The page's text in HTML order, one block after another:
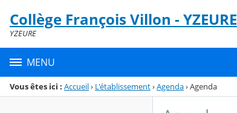
Menu de la rubrique
Contenu
Collège François Villon - YZEURE
YZEURE
MENU
Vous êtes ici : Accueil› L'établissement›Agenda›Agenda